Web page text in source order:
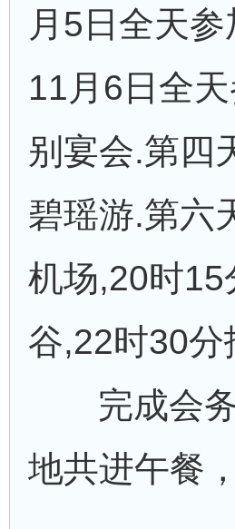
月5日全天
11月6日全
别宴会.第四
碧瑶游.第六
机场,20时
谷,22时30
完成会务
地共进午餐